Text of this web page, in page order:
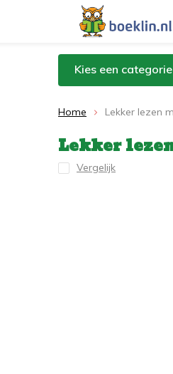
Kies een categorie
Home Lekker lezen
Lekker
Vergelijk